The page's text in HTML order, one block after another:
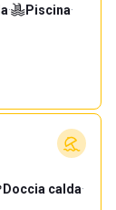
· Piscina·
Doccia calda·